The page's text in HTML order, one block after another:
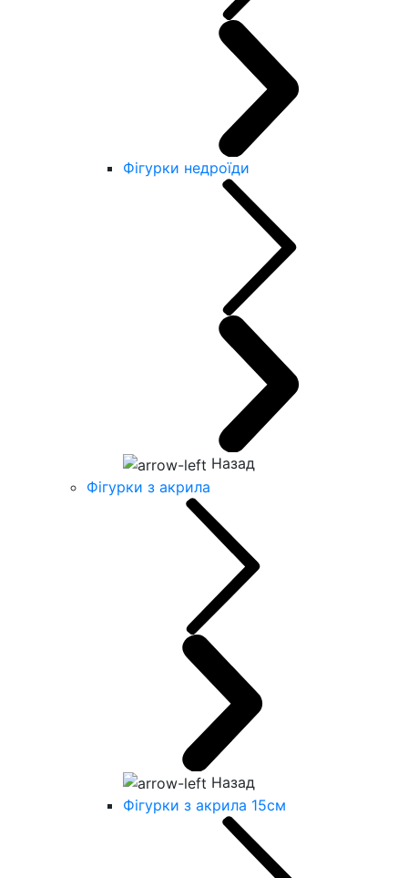
Фігурки недроїди
Назад
Фігурки з акрила
Назад
Фігурки з акрила 15см